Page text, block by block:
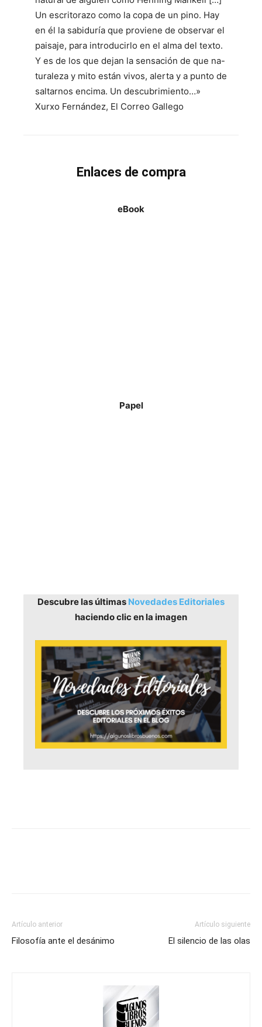
Un escritorazo como la copa de un pino. Hay
en él la sabiduría que proviene de observar el
paisaje, para introducirlo en el alma del texto.
Y es de los que dejan la sensación de que na-
turaleza y mito están vivos, alerta y a punto de
saltarnos encima. Un descubrimiento…»
Xurxo Fernández, El Correo Gallego
Enlaces de compra
eBook
Papel
Descubre las últimas Novedades Editoriales
haciendo clic en la imagen
Artículo anterior
Filosofía ante el desánimo
Artículo siguiente
El silencio de las olas